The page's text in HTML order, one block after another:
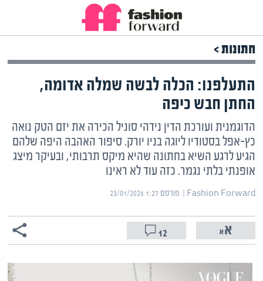
חתונות >
התעלפנו: הכלה לבשה שמלה אדומה,
החתן חבש כיפה
הדוגמנית ועורכת הדין נידהי סוניל הכירה את יזם הטק נואה
כץ-אפל בסטודיו ליוגה בניו יורק. סיפור האהבה היפה שלהם
הגיע לרגע השיא בחתונה שהיא מיקס תרבותי, ובעיקר מיצג
אופנתי בלתי נגמר. כזה עוד לא ראינו
Fashion Forward | ‏ פורסם ‎23/01/2026 1:27
12